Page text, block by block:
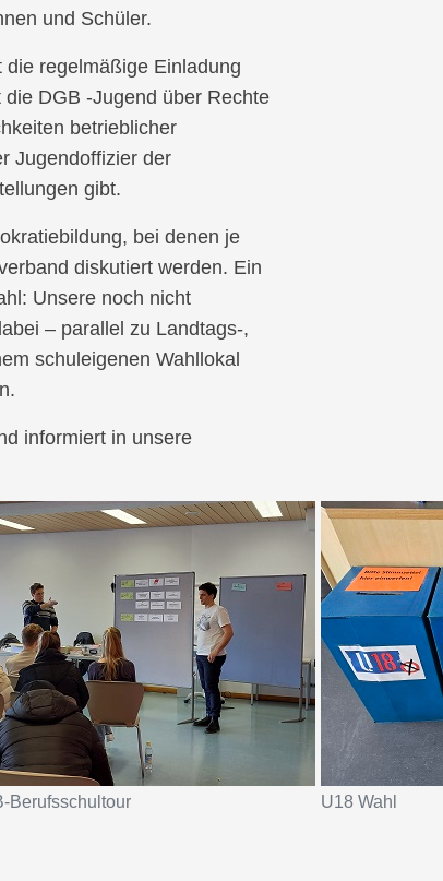
und Schüler.
regelmäßige Einladung
DGB -Jugend über Rechte
betrieblicher
Jugendoffizier der
gibt.
bei denen je
diskutiert werden. Ein
Unsere noch nicht
– parallel zu Landtags-,
schuleigenen Wahllokal
informiert in unsere
Berufsschultour U18 Wahl